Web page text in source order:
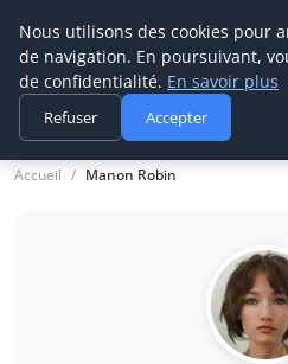
CBA
construction bois
Bricolage & Passion du Bois
Accueil Manon Robin
Nous utilisons des cookies pour
de navigation. En poursuivant,
de confidentialité. En savoir plus
Refuser Accepter